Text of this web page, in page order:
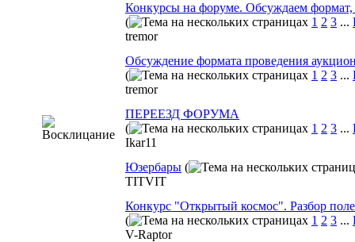
Конкурсы на форуме. Обсуждаем формат,
(
1 2 3 ...
tremor
Обсуждение формата проведения
(
1 2 3 ...
tremor
ПЕРЕЕЗД ФОРУМА
(
1 2 3 ...
Ikar11
Юзербары (
TITVIT
Конкурс "Открытый космос". Разбор
(
1 2 3 ...
V-Raptor